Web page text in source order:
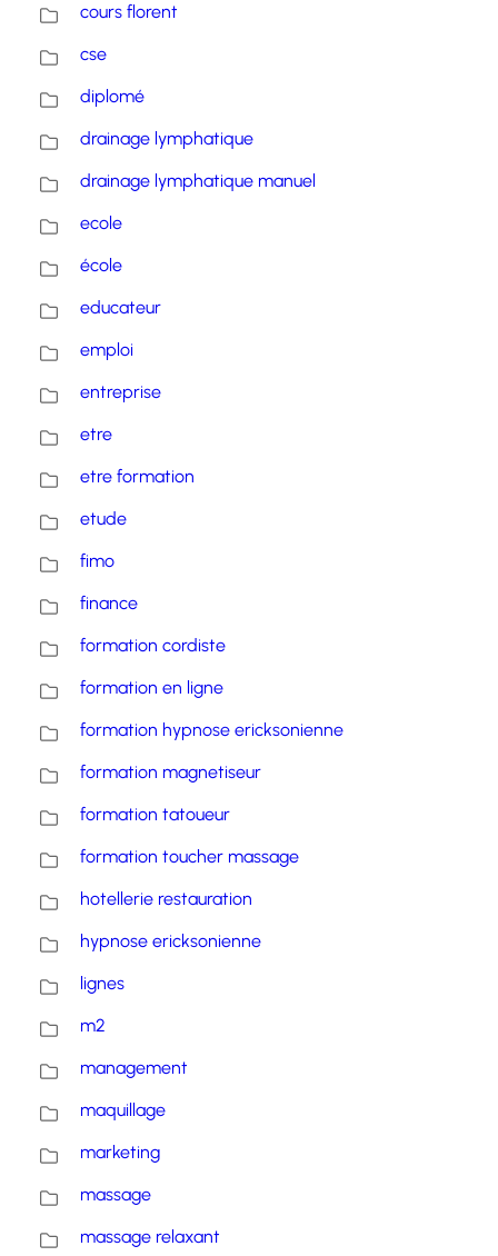
cours florent
cse
diplomé
drainage lymphatique
drainage lymphatique manuel
ecole
école
educateur
emploi
entreprise
etre
etre formation
etude
fimo
finance
formation cordiste
formation en ligne
formation hypnose ericksonienne
formation magnetiseur
formation tatoueur
formation toucher massage
hotellerie restauration
hypnose ericksonienne
lignes
m2
management
maquillage
marketing
massage
massage relaxant